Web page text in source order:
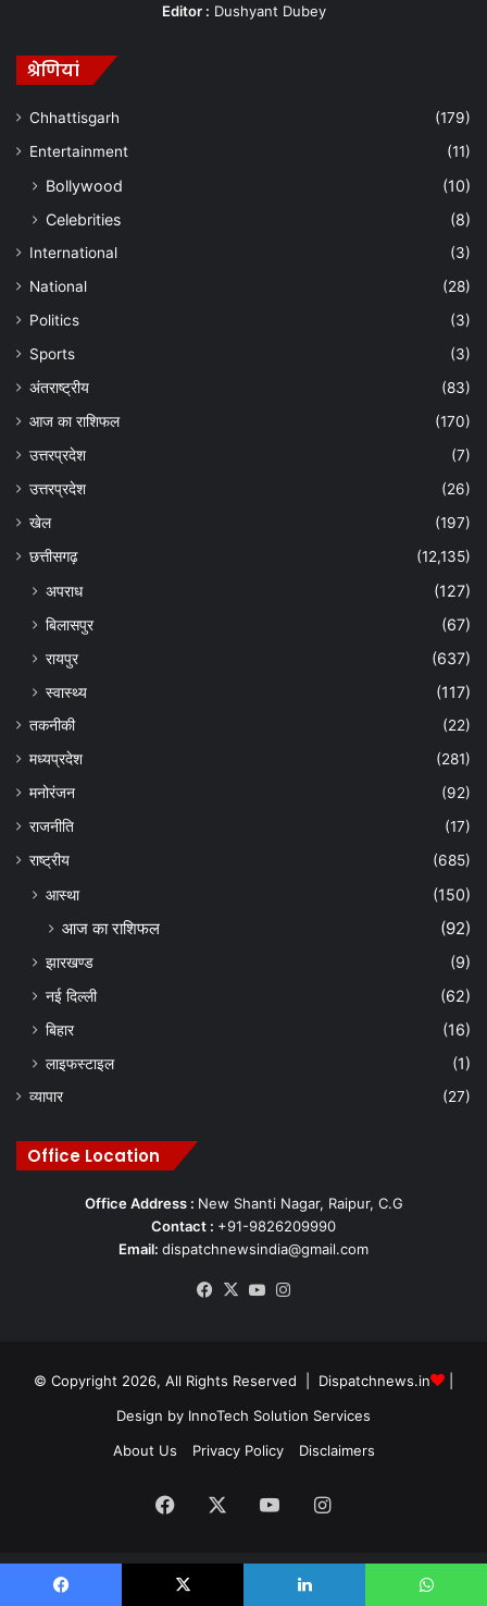
Editor : Dushyant Dubey
श्रेणियां
Chhattisgarh
(179)
Entertainment
(11)
Bollywood
(10)
Celebrities
(8)
International
(3)
National
(28)
Politics
(3)
Sports
(3)
अंतराष्ट्रीय
(83)
आज का राशिफल
(170)
उत्तरप्रदेश
(7)
उत्तरप्रदेश
(26)
खेल
(197)
छत्तीसगढ़
(12,135)
अपराध
(127)
बिलासपुर
(67)
रायपुर
(637)
स्वास्थ्य
(117)
तकनीकी
(22)
मध्यप्रदेश
(281)
मनोरंजन
(92)
राजनीति
(17)
राष्ट्रीय
(685)
आस्था (150)
आज का राशिफल (92)
झारखण्ड
(9)
नई दिल्ली
(62)
बिहार
(16)
लाइफस्टाइल
(1)
व्यापार (27)
Office Location
Office Address : New Shanti Nagar, Raipur, C.G
Contact : +91-9826209990
Email: dispatchnewsindia@gmail.com
Facebook
X YouTube
© Copyright 2026, All Rights Reserved | Dispatchnews.in
Design by InnoTech Solution Services
About Us
Privacy Policy Disclaimers
Facebook YouTubeInstagram